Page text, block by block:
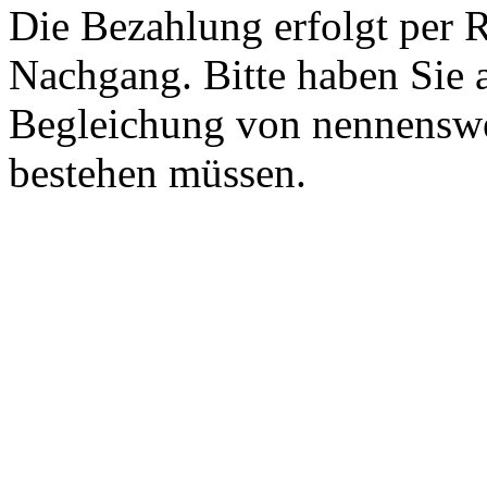
Die Bezahlung erfolgt per
Nachgang. Bitte haben Sie
Begleichung von
bestehen müssen.